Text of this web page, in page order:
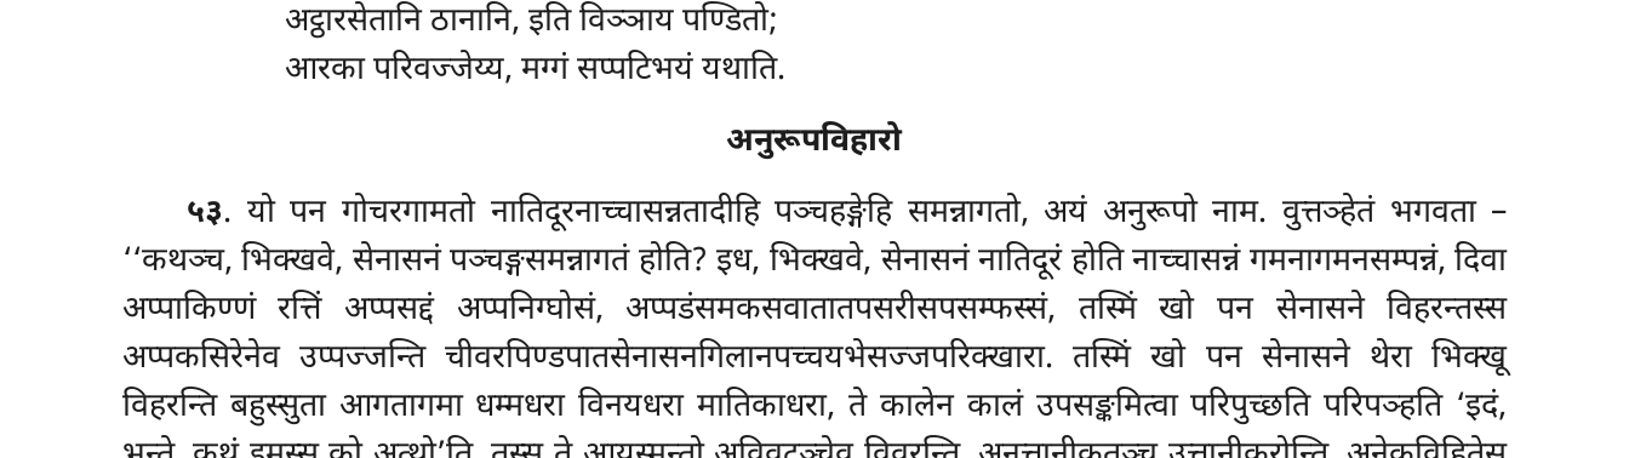
अट्ठारसेतानिठानानि, इति विञ्ञाय पण्डितो;
आरका परिवज्जेय्य, मग्गं सप्पटिभयं यथाति.
अनुरूपविहारो
५३. योपन गोचरगामतो नातिदूरनाच्चासन्नतादीहि पञ्चहङ्गेहि समन्नागतो, अयं अनुरूपो नाम. वुत्तञ्हेतं भगवता –
‘‘कथञ्च, भिक्खवे, सेनासनं पञ्चङ्गसमन्नागतं होति? इध, भिक्खवे, सेनासनं नातिदूरं होति नाच्चासन्नं गमनागमनसम्पन्नं, दिवा
अप्पाकिण्णं रत्तिं अप्पसद्दं अप्पनिग्घोसं, अप्पडंसमकसवातातपसरीसपसम्फस्सं, तस्मिं खो पन सेनासने विहरन्तस्स
अप्पकसिरेनेव उप्पज्जन्ति चीवरपिण्डपातसेनासनगिलानपच्चयभेसज्जपरिक्खारा. तस्मिं खो पन सेनासने थेरा भिक्खू
विहरन्ति बहुस्सुता आगतागमा धम्मधरा विनयधरा मातिकाधरा, ते कालेन कालं उपसङ्कमित्वा परिपुच्छति परिपञ्हति ‘इदं,